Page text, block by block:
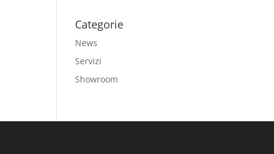
Categorie
News
Servizi
Showroom